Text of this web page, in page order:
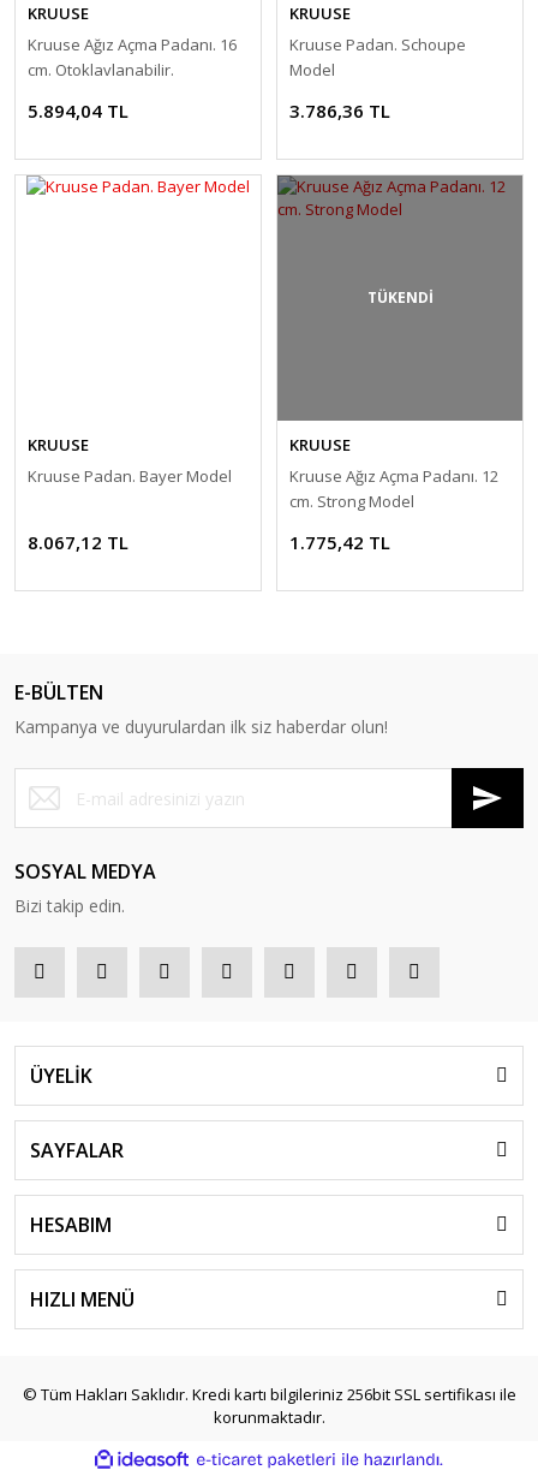
KRUUSE
Kruuse Ağız Açma Padanı. 16
cm. Otoklavlanabilir.
5.894,04 TL
KRUUSE
Kruuse Padan. Schoupe
Model
3.786,36 TL
KRUUSE
Kruuse Padan. Bayer Model
8.067,12 TL
TÜKENDİ
KRUUSE
Kruuse Ağız Açma Padanı. 12
cm. Strong Model
1.775,42 TL
E-BÜLTEN
Kampanya ve duyurulardan ilk siz haberdar olun!
SOSYAL MEDYA
Bizi takip edin.
ÜYELİK
SAYFALAR
HESABIM
HIZLI MENÜ
© Tüm Hakları Saklıdır. Kredi kartı bilgileriniz 256bit SSL sertifikası ile
korunmaktadır.
ideasoft e-